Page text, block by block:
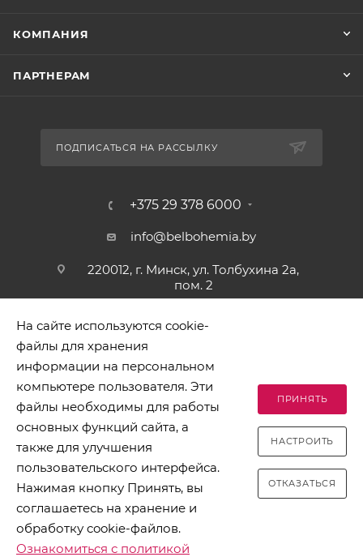
КОМПАНИЯ
ПАРТНЕРАМ
ПОДПИСАТЬСЯ НА РАССЫЛКУ
+375 29 378 6000
info@belbohemia.by
220012, г. Минск, ул. Толбухина 2а,
пом. 2
2026 © БЕЛБОГЕМИЯ (c). Оптовая торговля посудой и
хозяйственными товарами. Адрес: 220012, г. Минск, ул.
Толбухина 2а, пом. 2, телефон 8-017-378-60-00
Разработано в Clickmedia
На сайте используются cookie-
файлы для хранения
информации на персональном
компьютере пользователя. Эти
файлы необходимы для работы
основных функций сайта, а
также для улучшения
пользовательского интерфейса.
Нажимая кнопку Принять, вы
соглашаетесь на хранение и
обработку cookie-файлов.
Ознакомиться с политикой
ПРИНЯТЬ
НАСТРОИТЬ
ОТКАЗАТЬСЯ